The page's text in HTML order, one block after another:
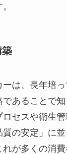
築
ーは、長年培
あることで知
セスや衛生管
質の安定」に
れが多くの消